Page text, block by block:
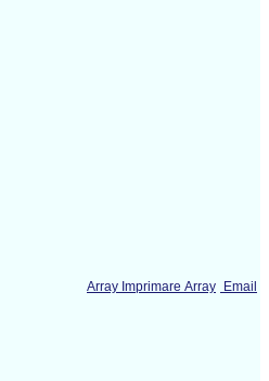
Array Imprimare Array
Email